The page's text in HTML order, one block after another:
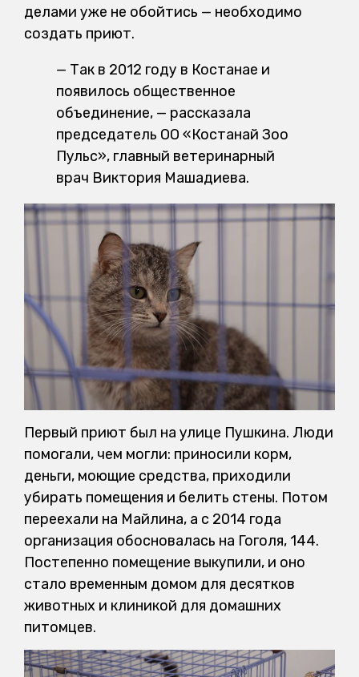
делами уже не обойтись — необходимо
создать приют.
— Так в 2012 году в Костанае и
появилось общественное
объединение, — рассказала
председатель ОО «Костанай Зоо
Пульс», главный ветеринарный
врач Виктория Машадиева.
Первый приют был на улице Пушкина. Люди
помогали, чем могли: приносили корм,
деньги, моющие средства, приходили
убирать помещения и белить стены. Потом
переехали на Майлина, а с 2014 года
организация обосновалась на Гоголя, 144.
Постепенно помещение выкупили, и оно
стало временным домом для десятков
животных и клиникой для домашних
питомцев.